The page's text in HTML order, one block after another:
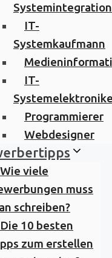
Systemintegration
IT-
Systemkaufmann
IT-
Programmierer
Webdesigner
Wie viele
muss
schreiben?
Die 10 besten
zum erstellen